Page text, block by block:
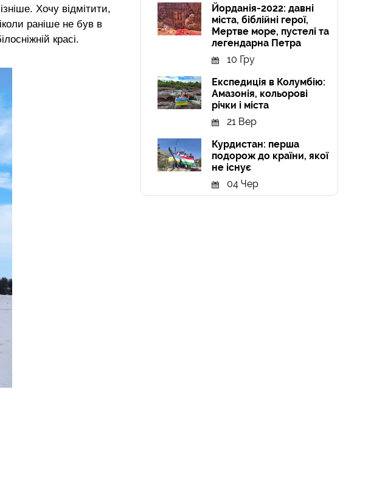
Хочу відмітити,
раніше не був в
красі.
Йорданія-2022: давні
міста, біблійні герої,
Мертве море, пустелі та
легендарна Петра
10 Гру
Експедиція в Колумбію:
Амазонія, кольорові
річки і міста
21 Вер
Курдистан: перша
подорож до країни, якої
не існує
04 Чер